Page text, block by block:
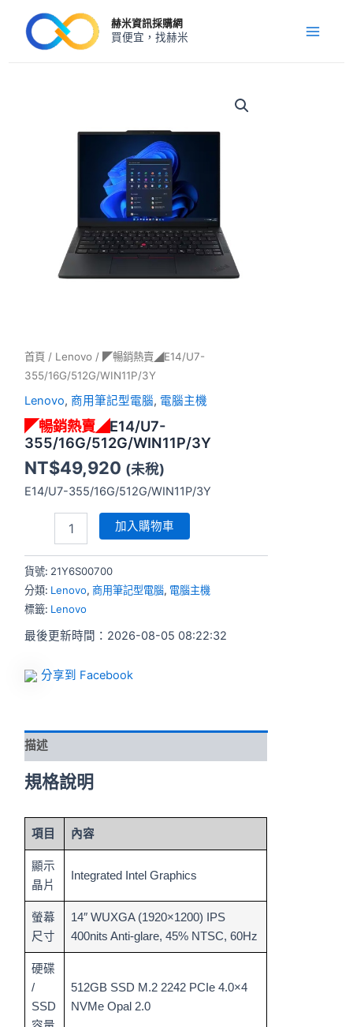
赫米資訊採購網
買便宜，找赫米
Menu
首頁 / Lenovo / ◤暢銷熱賣◢E14/U7-
355/16G/512G/WIN11P/3Y
Lenovo,商用筆記型電腦, 電腦主機
◤暢銷熱賣◢E14/U7-
355/16G/512G/WIN11P/3Y
NT$49,920 (未稅)
E14/U7-355/16G/512G/WIN11P/3Y
355/16G/512G/WIN11P/3Y
加入購物車
貨號: 21Y6S00700
分類: Lenovo,商用筆記型電腦, 電腦主機
標籤: Lenovo
最後更新時間：2026-08-05 08:22:32
分享到 Facebook
描述
規格說明
項目 內容
顯示
晶片
Integrated Intel Graphics
螢幕
尺寸
14″ WUXGA (1920×1200) IPS
400nits Anti-glare, 45% NTSC, 60Hz
硬碟
/
SSD
512GB SSD M.2 2242 PCIe 4.0×4
NVMe Opal 2.0